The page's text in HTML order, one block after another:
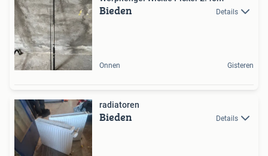
Bieden Details
Onnen Gisteren
radiatoren
Bieden Details